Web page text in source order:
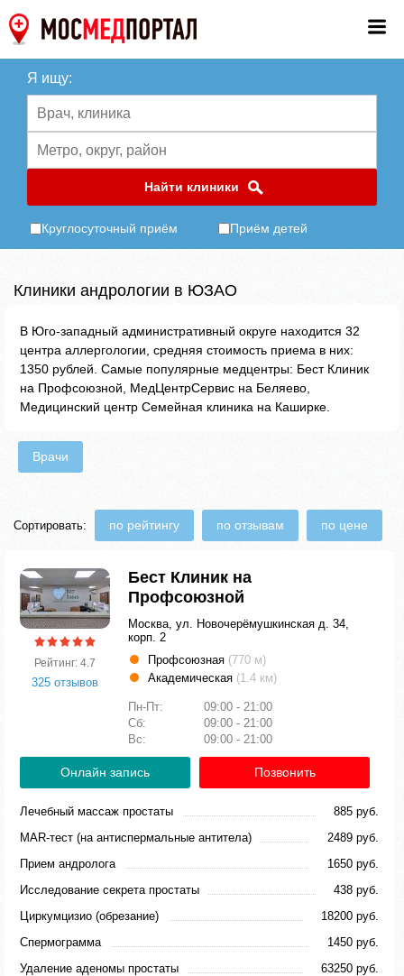
Я ищу:
Найти клиники
Круглосуточный приём Приём детей
Клиники андрологии в ЮЗАО
В Юго-западный административный округе находится 32
центра аллергологии, средняя стоимость приема в них:
1350 рублей. Самые популярные медцентры: Бест Клиник
на Профсоюзной, МедЦентрСервис на Беляево,
Медицинский центр Семейная клиника на Каширке.
Врачи
Сортировать: по рейтингу по отзывам по цене
Рейтинг: 4.7
325 отзывов
Бест Клиник на
Профсоюзной
Москва, ул. Новочерёмушкинская д. 34,
корп. 2
Профсоюзная (770 м)
Академическая (1.4 км)
Пн-Пт:
09:00 - 21:00
Сб:
09:00 - 21:00
Вс:
09:00 - 21:00
Онлайн запись Позвонить
Лечебный массаж простаты
885 руб.
MAR-тест (на антиспермальные антитела)
2489 руб.
Прием андролога
1650 руб.
Исследование секрета простаты
438 руб.
Циркумцизио (обрезание)
18200 руб.
Спермограмма
1450 руб.
Удаление аденомы простаты
63250 руб.